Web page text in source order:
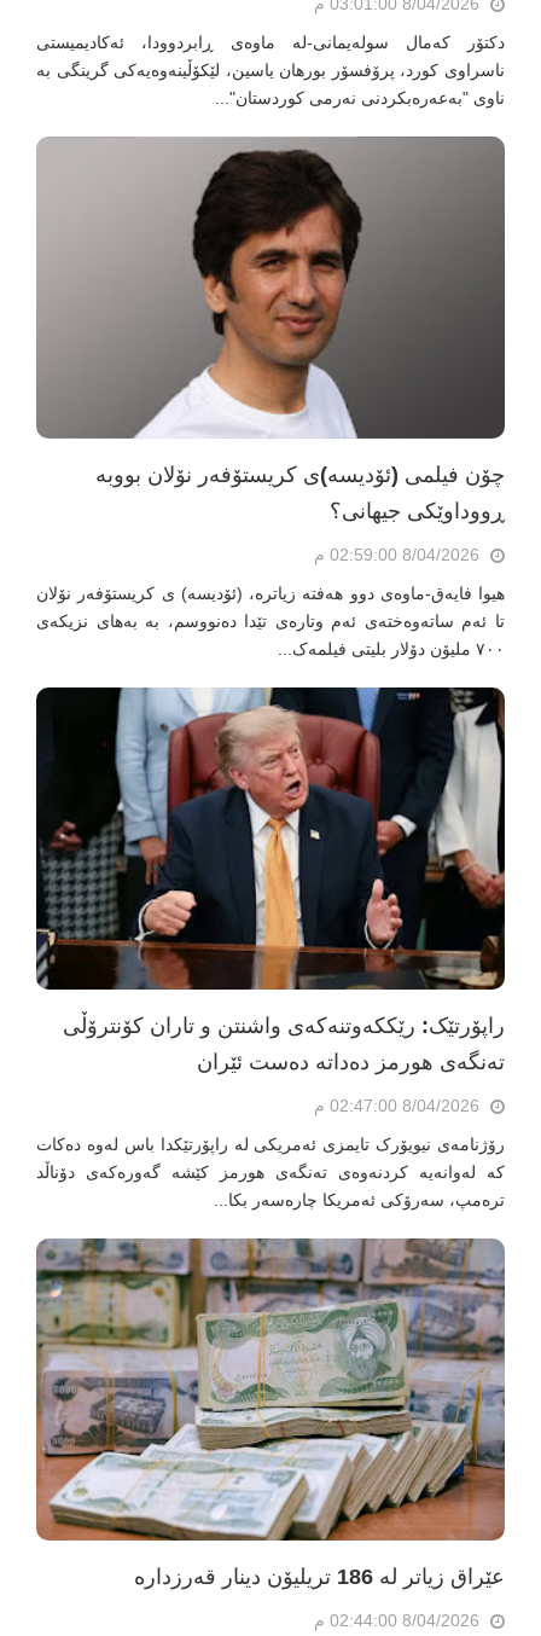
دکتۆر کەمال سولەیمانی-لە ماوەی ڕابردوودا، ئەکادیمیستی
ناسراوی کورد، پرۆفسۆر بورهان یاسین، لێکۆڵینەوەیەکی گرینگی بە
ناوی "بەعەرەبکردنی نەرمی کوردستان"...
چۆن فیلمی (ئۆدیسە)ی کریستۆفەر نۆلان بووبە
ڕووداوێکی جیهانی؟
8/04/2026 02:59:00 م
هیوا فایەق-ماوەی دوو هەفتە زیاترە، (ئۆدیسە) ی کریستۆفەر نۆلان
تا ئەم ساتەوەختەی ئەم وتارەی تێدا دەنووسم، بە بەهای نزیکەی
۷٠٠ ملیۆن دۆلار بلیتی فیلمەک...
راپۆرتێک: رێککەوتنەکەی واشنتن و تاران کۆنترۆڵی
تەنگەی هورمز دەداتە دەست ئێران
8/04/2026 02:47:00 م
رۆژنامەی نیویۆرک تایمزی ئەمریکی لە راپۆرتێکدا باس لەوە دەکات
کە لەوانەیە کردنەوەی تەنگەی هورمز کێشە گەورەکەی دۆناڵد
ترەمپ، سەرۆکی ئەمریکا چارەسەر بکا...
عێراق زیاتر لە 186 تریلیۆن دینار قەرزدارە
8/04/2026 02:44:00 م